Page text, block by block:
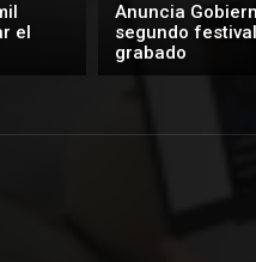
el
Anuncia
segundo
grabado